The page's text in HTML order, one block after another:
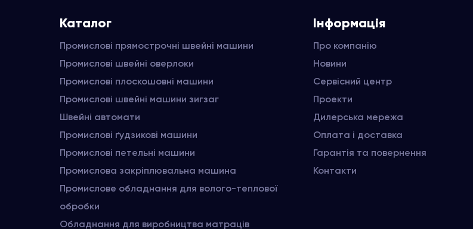
Каталог
Промислові прямострочні швейні машини
Промислові швейні оверлоки
Промислові плоскошовні машини
Промислові швейні машини зигзаг
Швейні автомати
Промислові ґудзикові машини
Промислові петельні машини
Промислова закріплювальна машина
Промислове обладнання для волого-теплової
обробки
Обладнання для виробництва матраців
Інформація
Про компанію
Новини
Сервісний центр
Проекти
Дилерська мережа
Оплата і доставка
Гарантія та повернення
Контакти